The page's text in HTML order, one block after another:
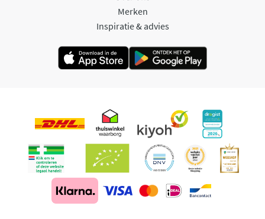
Merken
Inspiratie & advies